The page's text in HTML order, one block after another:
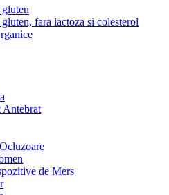
fara lactoza si colesterol
Antebrat
de Mers